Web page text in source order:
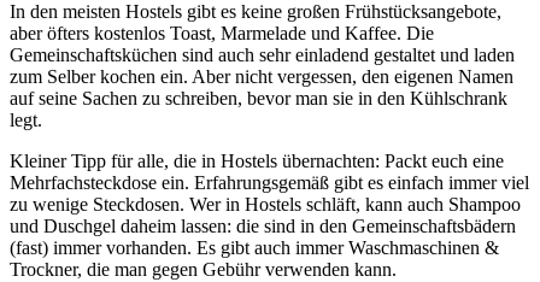
In den meisten Hostels gibt es keine großen Frühstücksangebote,
aber öfters kostenlos Toast, Marmelade und Kaffee. Die
Gemeinschaftsküchen sind auch sehr einladend gestaltet und laden
zum Selber kochen ein. Aber nicht vergessen, den eigenen Namen
auf seine Sachen zu schreiben, bevor man sie in den Kühlschrank
legt.
Kleiner Tipp für alle, die in Hostels übernachten: Packt euch eine
Mehrfachsteckdose ein. Erfahrungsgemäß gibt es einfach immer viel
zu wenige Steckdosen. Wer in Hostels schläft, kann auch Shampoo
und Duschgel daheim lassen: die sind in den Gemeinschaftsbädern
(fast) immer vorhanden. Es gibt auch immer Waschmaschinen &
Trockner, die man gegen Gebühr verwenden kann.